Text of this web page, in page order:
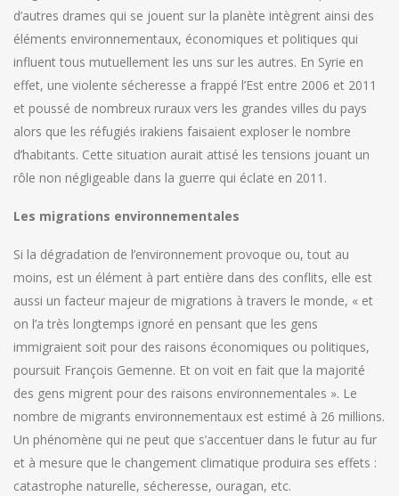
d’autres drames qui se jouent sur la planète intègrent ainsi des
éléments environnementaux, économiques et politiques qui
influent tous mutuellement les uns sur les autres. En Syrie en
effet, une violente sécheresse a frappé l’Est entre 2006 et 2011
et poussé de nombreux ruraux vers les grandes villes du pays
alors que les réfugiés irakiens faisaient exploser le nombre
d’habitants. Cette situation aurait attisé les tensions jouant un
rôle non négligeable dans la guerre qui éclate en 2011.
Les migrations environnementales
Si la dégradation de l’environnement provoque ou, tout au
moins, est un élément à part entière dans des conflits, elle est
aussi un facteur majeur de migrations à travers le monde, « et
on l’a très longtemps ignoré en pensant que les gens
immigraient soit pour des raisons économiques ou politiques,
poursuit François Gemenne. Et on voit en fait que la majorité
des gens migrent pour des raisons environnementales ». Le
nombre de migrants environnementaux est estimé à 26 millions.
Un phénomène qui ne peut que s’accentuer dans le futur au fur
et à mesure que le changement climatique produira ses effets :
catastrophe naturelle, sécheresse, ouragan, etc.